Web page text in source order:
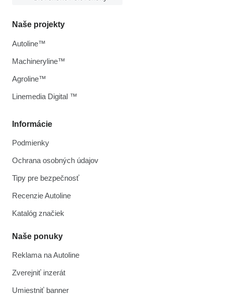
Informácie
Podmienky
Ochrana osobných údajov
Tipy pre bezpečnosť
Recenzie Autoline
Katalóg značiek
Naše ponuky
Reklama na Autoline
Zverejniť inzerát
Umiestniť banner
Naše projekty
Autoline™
Machineryline™
Agroline™
Linemedia Digital ™